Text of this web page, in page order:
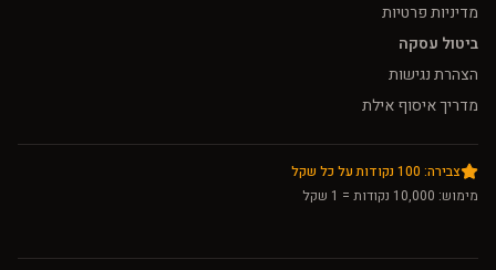
מדיניות פרטיות
ביטול עסקה
הצהרת נגישות
מדריך איסוף אילת
צבירה: 100 נקודות על כל שקל
מימוש: 10,000 נקודות = 1 שקל